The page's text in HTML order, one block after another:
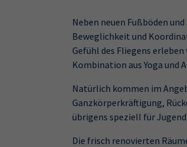
Neben neuen Fußböden
Beweglichkeit und
Gefühl des Fliegens
Kombination aus Yoga und
Natürlich kommen im
Ganzkörperkräftigung,
übrigens speziell für
Die frisch renovierten